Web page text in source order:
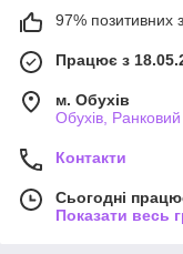
97% позитивних
Працює з
м. Обухів
Обухів,
Контакти
Сьогодні
Показати весь